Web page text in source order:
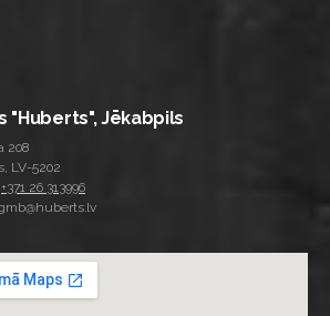
"Huberts", Jēkabpils
208
LV-5202
+371 26 313996